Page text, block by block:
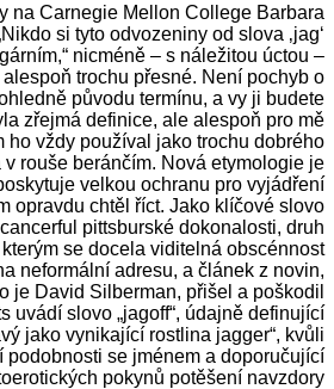
na Carnegie Mellon College Barbara
si tyto odvozeniny od slova ‚jag‘
nicméně – s náležitou úctou –
trochu přesné. Není pochyb o
původu termínu, a vy ji budete
zřejmá definice, ale alespoň pro mě
ho vždy používal jako trochu dobrého
rouše beránčím. Nová etymologie je
velkou ochranu pro vyjádření
opravdu chtěl říct. Jako klíčové slovo
pittsburské dokonalosti, druh
se docela viditelná obscénnost
neformální adresu, a článek z novin,
je David Silberman, přišel a poškodil
uvádí slovo „jagoff“, údajně definující
jako vynikající rostlina jagger“, kvůli
podobnosti se jménem a doporučující
pokynů potěšení navzdory.